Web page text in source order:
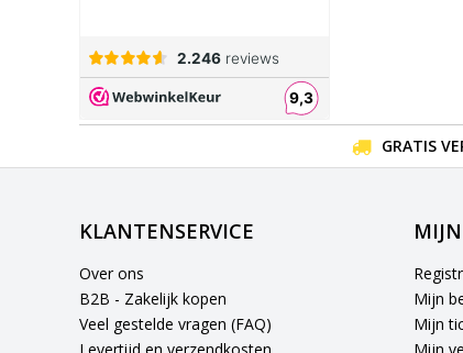
GRATIS
KLANTENSERVICE
Over ons
B2B - Zakelijk kopen
Veel gestelde vragen (FAQ)
Mijn
Mijn